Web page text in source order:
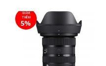
GIẢM
THÊM
5%